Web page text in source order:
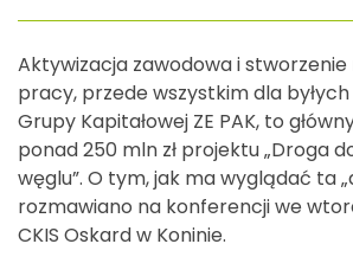
Aktywizacja zawodowa i
pracy, przede wszystkim dla
Grupy Kapitałowej ZE PAK, to
ponad 250 mln zł projektu „Droga
węglu”. O tym, jak ma wyglądać ta
rozmawiano na konferencji we
CKIS Oskard w Koninie.